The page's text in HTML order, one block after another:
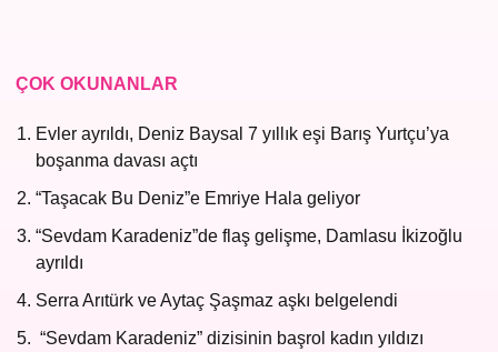
ÇOK OKUNANLAR
Evler ayrıldı, Deniz Baysal 7 yıllık eşi Barış Yurtçu’ya
boşanma davası açtı
“Taşacak Bu Deniz”e Emriye Hala geliyor
“Sevdam Karadeniz”de flaş gelişme, Damlasu İkizoğlu
ayrıldı
Serra Arıtürk ve Aytaç Şaşmaz aşkı belgelendi
“Sevdam Karadeniz” dizisinin başrol kadın yıldızı